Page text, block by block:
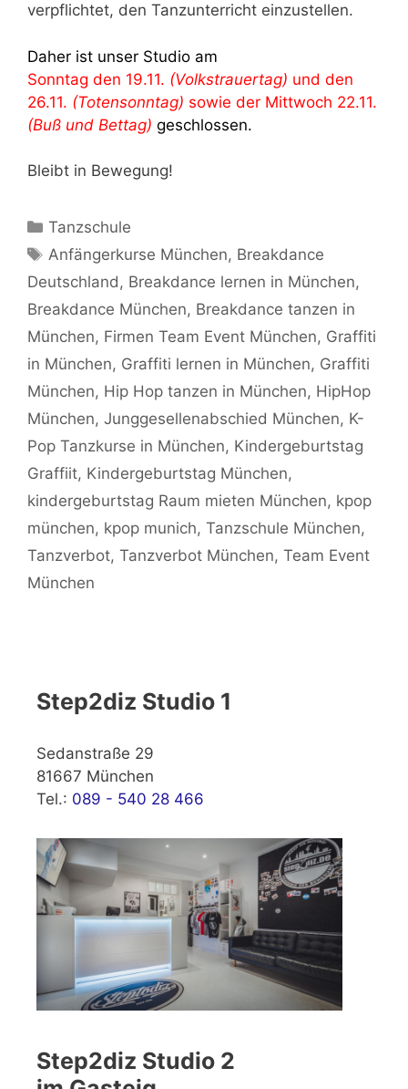
verpflichtet, den Tanzunterricht einzustellen.
Daher ist unser Studio am
Sonntag den 19.11. (Volkstrauertag) und den
26.11. (Totensonntag) sowie der Mittwoch 22.11.
(Buß und Bettag) geschlossen.
Bleibt in Bewegung!
Kategorien
Tanzschule
Schlagwörter
Anfängerkurse München, Breakdance
Deutschland, Breakdance lernen in München,
Breakdance München, Breakdance tanzen in
München, Firmen Team Event München, Graffiti
in München, Graffiti lernen in München, Graffiti
München, Hip Hop tanzen in München, HipHop
München, Junggesellenabschied München, K-
Pop Tanzkurse in München, Kindergeburtstag
Graffiit, Kindergeburtstag München,
kindergeburtstag Raum mieten München, kpop
münchen, kpop munich, Tanzschule München,
Tanzverbot, Tanzverbot München, Team Event
München
Step2diz Studio 1
Sedanstraße 29
81667 München
Tel.: 089 - 540 28 466
Step2diz Studio 2